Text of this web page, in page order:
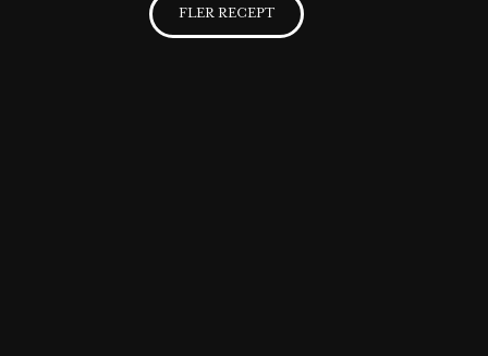
FLER RECEPT